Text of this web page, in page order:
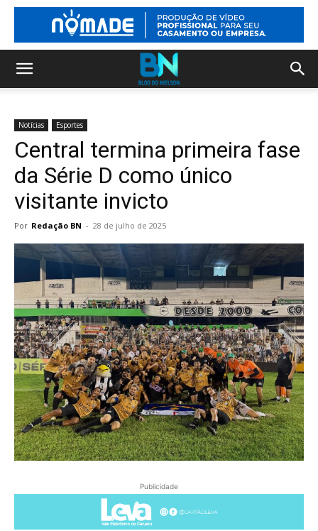
Notícias Esportes
Central termina primeira fase
da Série D como único
visitante invicto
Por Redação BN - 28 de julho de 2025
Publicidade